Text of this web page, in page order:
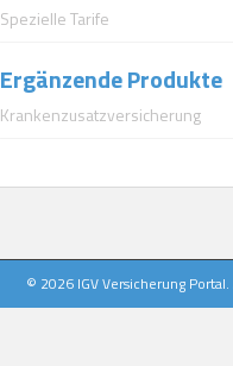
Spezielle Tarife
Ergänzende Produkte
Krankenzusatzversicherung
© 2026 IGV Versicherung